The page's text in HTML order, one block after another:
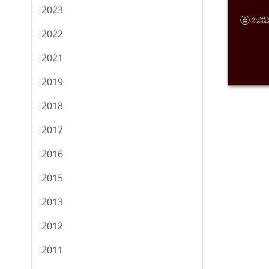
2023
2022
2021
2019
2018
2017
2016
2015
2013
2012
2011